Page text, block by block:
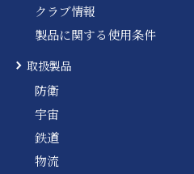
クラブ情報
製品に関する使用条件
取扱製品
防衛
宇宙
鉄道
物流